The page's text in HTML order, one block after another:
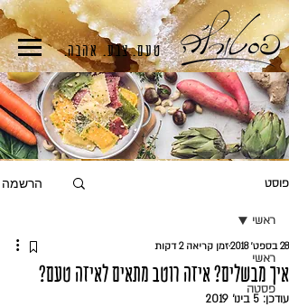
טעם. צבע. אהבה.
פוסט הרשמה
ראשי
פסטה
ראשי
איך מבשלים? איזה רוטב מתאים לאיזה טעם?
28 בספט׳ 2018 זמן קריאה 2 דקות
עודכן: 5 בינו׳ 2019